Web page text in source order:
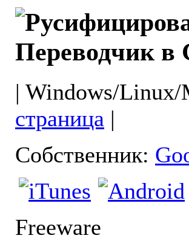
Переводчик в
| Windows/
страница |
Собственник:
Freeware